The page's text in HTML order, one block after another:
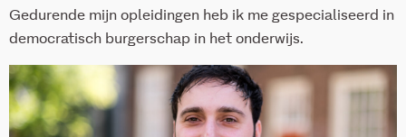
Gedurende mijn opleidingen heb ik me gespecialiseerd in
democratisch burgerschap in het onderwijs.